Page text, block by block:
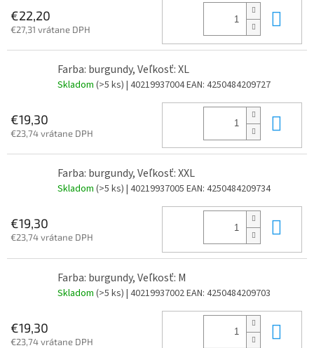
€22,20
€27,31 vrátane DPH
Farba: burgundy, Veľkosť: XL
Skladom (>5 ks) | 40219937004EAN: 4250484209727
€19,30
€23,74 vrátane DPH
Farba: burgundy, Veľkosť: XXL
Skladom (>5 ks) | 40219937005 EAN: 4250484209734
€19,30
€23,74 vrátane DPH
Farba: burgundy, Veľkosť: M
Skladom (>5 ks) | 40219937002EAN: 4250484209703
€19,30
€23,74 vrátane DPH